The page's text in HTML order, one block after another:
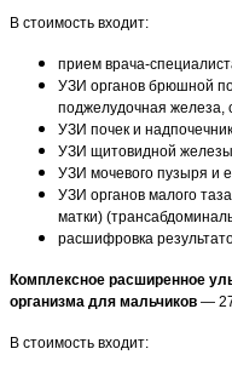
В стоимость входит:
прием врача-
УЗИ органов брюшной
поджелудочная железа,
УЗИ почек и
УЗИ щитовидной
УЗИ мочевого пузыря и
УЗИ органов малого
матки)
расшифровка
Комплексное расширенное
организма для мальчиков —
В стоимость входит: